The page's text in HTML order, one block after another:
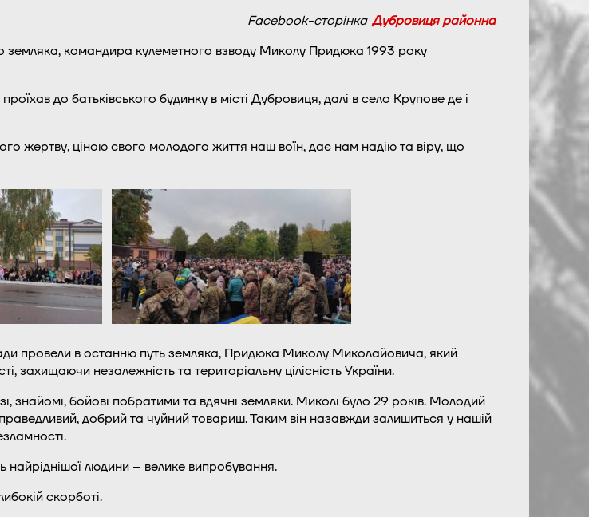
Facebook-сторінка Дубровиця районна
земляка, командира кулеметного взводу Миколу Придюка 1993 року
до батьківського будинку в місті Дубровиця, далі в село Крупове де і
жертву, ціною свого молодого життя наш воїн, дає нам надію та віру, що
провели в останню путь земляка, Придюка Миколу Миколайовича, який
захищаючи незалежність та територіальну цілісність України.
знайомі, бойові побратими та вдячні земляки. Миколі було 29 років. Молодий
добрий та чуйний товариш. Таким він назавжди залишиться у нашій
людини – велике випробування.
скорботі.